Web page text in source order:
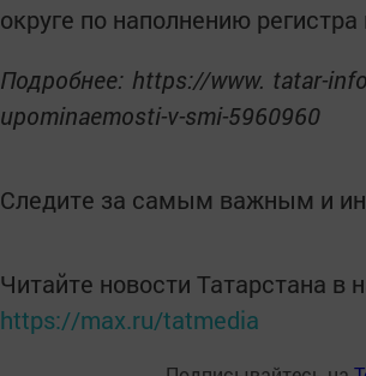
округе по наполнению
Подробнее: https://www. tatar-
upominaemosti-v-smi-5960960
Следите за самым важным и
Читайте новости Татарстана
https://max.ru/tatmedia